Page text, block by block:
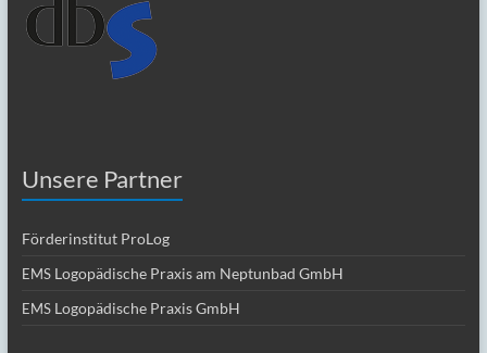
Unsere Partner
Förderinstitut ProLog
EMSLogopädische Praxis am Neptunbad GmbH
EMSLogopädische Praxis GmbH